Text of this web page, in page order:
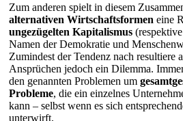
Zum anderen spielt in diesem
alternativen Wirtschaftsformen eine
ungezügelten Kapitalismus
Namen der Demokratie und
Zumindest der Tendenz nach resultiere
Ansprüchen jedoch ein Dilemma.
den genannten Problemen um
Probleme, die ein einzelnes
kann – selbst wenn es sich
unterwirft.